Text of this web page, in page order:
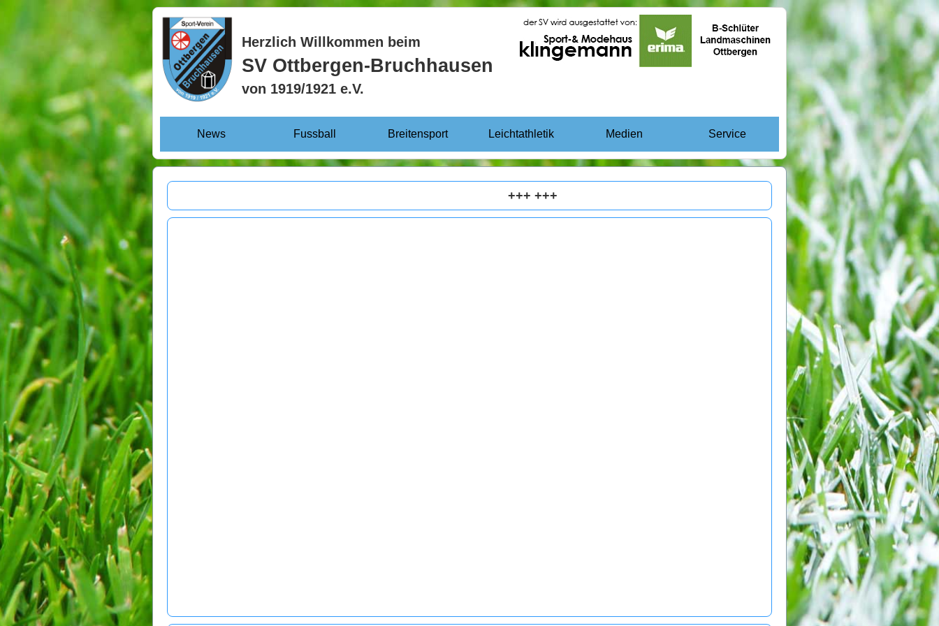
Herzlich Willkommen beim
SV Ottbergen-Bruchhausen
von 1919/1921 e.V.
News Fussball Breitensport Leichtathletik Medien Service
+++ +++